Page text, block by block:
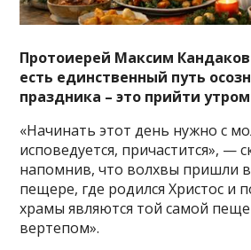
Протоиерей Максим
есть единственный путь
праздника – это прийти
«Начинать этот день нужно с
исповедуется, причастится», —
напомнив, что волхвы пришли
пещере, где родился Христос и
храмы являются той самой
вертепом».